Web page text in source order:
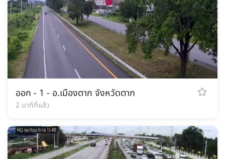
ออก - 1 - อ.เมืองตาก จังหวัดตาก
2 นาทีที่แล้ว